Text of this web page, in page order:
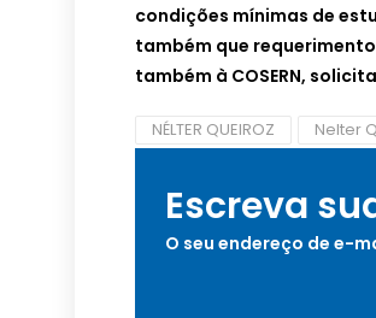
condições mínimas de
também que
também à COSERN,
NÉLTER QUEIROZ Nelter
Escreva
O seu endereço de e-